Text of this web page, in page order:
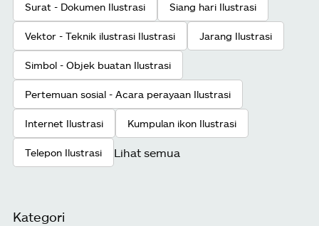
Surat - Dokumen Ilustrasi Siang hari Ilustrasi
Vektor - Teknik ilustrasi Ilustrasi Jarang Ilustrasi
Simbol - Objek buatan Ilustrasi
Pertemuan sosial - Acara perayaan Ilustrasi
Internet Ilustrasi Kumpulan ikon Ilustrasi
Telepon Ilustrasi Lihat semua
Kategori